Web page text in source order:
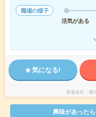
職場の様子
活気がある
気になる!
派遣会社 株
興味があった